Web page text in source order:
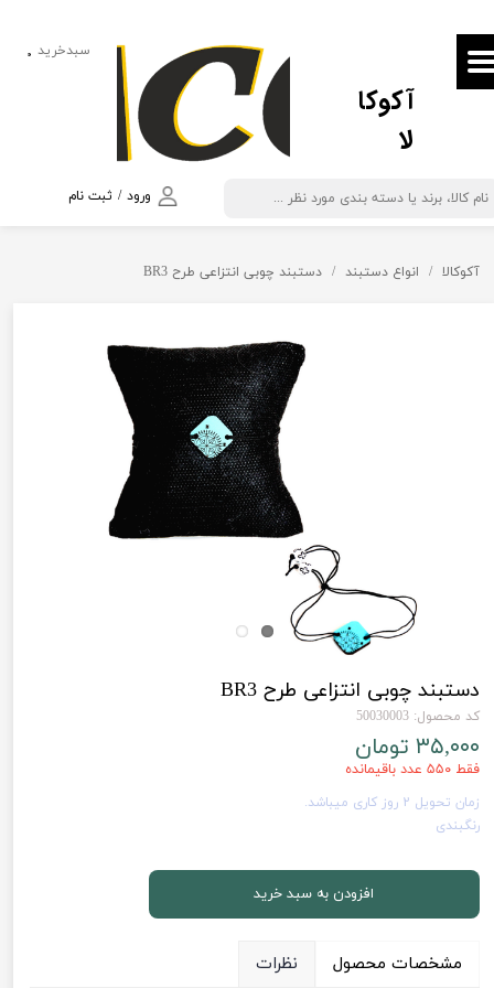
آکوکا
لا
ورود / ثبت نام
حساب کاربری من
تغییر گذر واژه
خروج از حساب کاربری
۰ سبدخرید
آکوکالا انواع دستبند دستبند چوبی انتزاعی طرح BR3
دستبند چوبی انتزاعی طرح BR3
کد محصول: 50030003
۳۵,۰۰۰ تومان
فقط ۵۵۰ عدد باقیمانده
زمان تحویل 2 روز کاری میباشد.
رنگبندی
افزودن به سبد خرید
مشخصات محصول نظرات